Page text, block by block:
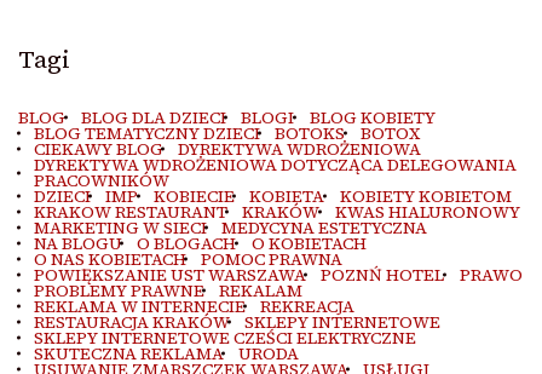
Tagi
BLOG BLOG DLA DZIECI BLOGI BLOG KOBIETY
BLOG TEMATYCZNY DZIECI BOTOKS BOTOX
CIEKAWY BLOG DYREKTYWA WDROŻENIOWA
DYREKTYWA WDROŻENIOWA DOTYCZĄCA DELEGOWANIA
PRACOWNIKÓW
DZIECI IMP KOBIECIE KOBIETA KOBIETY KOBIETOM
KRAKOW RESTAURANT KRAKÓW KWAS HIALURONOWY
MARKETING W SIECI MEDYCYNA ESTETYCZNA
NA BLOGU O BLOGACH O KOBIETACH
O NAS KOBIETACH POMOC PRAWNA
POWIĘKSZANIE UST WARSZAWA POZNŃ HOTEL PRAWO
PROBLEMY PRAWNE REKALAM
REKLAMA W INTERNECIE REKREACJA
RESTAURACJA KRAKÓW SKLEPY INTERNETOWE
SKLEPY INTERNETOWE CZEŚCI ELEKTRYCZNE
SKUTECZNA REKLAMA URODA
USUWANIE ZMARSZCZEK WARSZAWA USŁUGI